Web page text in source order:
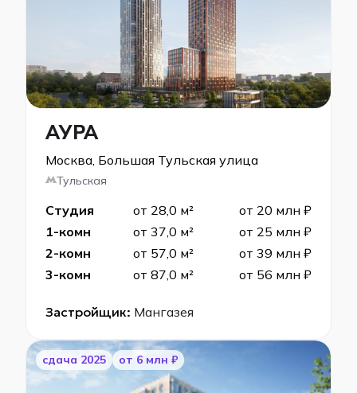
АУРА
Москва, Большая Тульская улица
Тульская
Студия от 28,0 м²
от 20 млн ₽
1-комн
от 37,0 м²
от 25 млн ₽
2-комн
от 57,0 м²
от 39 млн ₽
3-комн
от 87,0 м² от 56 млн ₽
Застройщик: Мангазея
cдача 2025 от 6 млн ₽